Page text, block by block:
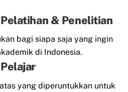
& Penelitian
bagi siapa saja yang ingin
di Indonesia.
yang diperuntukkan untuk